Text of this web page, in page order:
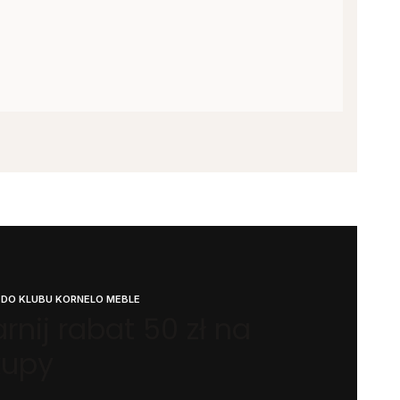
KLUBU KORNELO MEBLE